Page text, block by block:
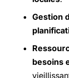
Gestion
besoins